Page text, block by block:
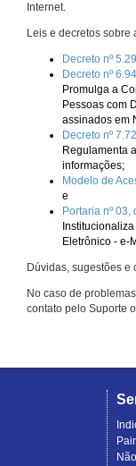
Internet.
Leis e decretos sobre
Decreto nº
Decreto nº
Promulga a
Pessoas com
assinados em
Decreto nº
Regulamenta
informações;
Modelo de
e
Portaria nº
Eletrônico - e-
Dúvidas, sugestões e
No caso de
contato pelo Suporte